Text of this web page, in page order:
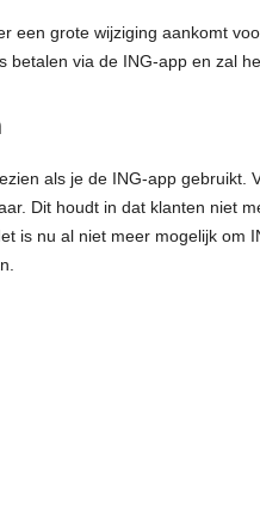
een grote wijziging aankomt
betalen via de ING-app en zal
als je de ING-app gebruikt.
Dit houdt in dat klanten niet
is nu al niet meer mogelijk om